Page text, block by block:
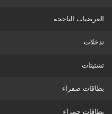
العرضيات الناجحة
تدخلات
تشتيتات
بطاقات صفراء
بطاقات حمراء